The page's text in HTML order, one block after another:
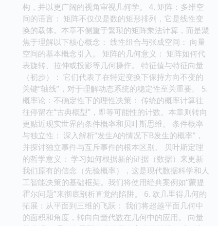
构，并以更广阔的视角审视几何学。 4. 矩阵：多维空
间的语言： 矩阵不仅仅是数的矩形排列，它是线性变
换的载体。本章不侧重于繁琐的矩阵乘法计算，而是聚
焦于理解以下核心概念： 线性组合与张成空间： 向量
空间的基本概念引入。 矩阵的几何意义： 矩阵如何代
表旋转、拉伸或投影等几何操作。 特征值与特征向量
（初步）： 它们代表了在特定变换下保持方向不变的
关键“轴线”，对于理解动态系统的稳定性至关重要。 5.
概率论：不确定性下的理性决策： 传统的概率计算往
往停留在“古典概型”，即等可能性的计数。本章则转向
更贴近现实世界的条件概率和贝叶斯思维。 条件概率
与独立性： 深入解析“发生A的情况下B发生的概率”，
并探讨独立事件与互斥事件的根本区别。 贝叶斯定理
的哲学意义： 学习如何根据新的证据（数据）来更新
我们原有的信念（先验概率），这是现代数据科学和人
工智能决策的基础框架。我们将使用经典案例如“蒙提
霍尔问题”来彻底剖析直觉的陷阱。 6. 欧几里得几何的
拓展：从平面到三维的飞跃： 我们将超越平面几何中
的面积和角度，转向向量代数在几何中的应用。 向量